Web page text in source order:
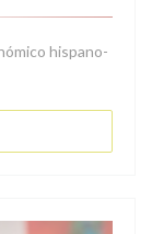
hispano-
SE V NOVÉM